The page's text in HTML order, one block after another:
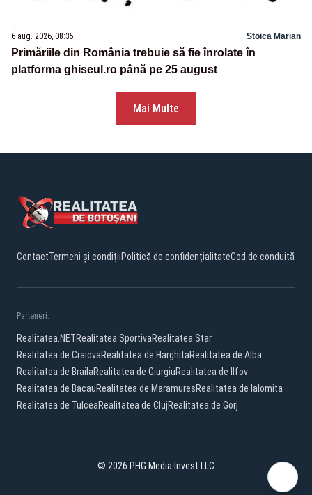
6 aug. 2026, 08:35 Stoica Marian
Primăriile din România trebuie să fie înrolate în
platforma ghiseul.ro până pe 25 august
Mai Multe
ContactTermeni și condițiiPolitică de confidențialitateCod de conduită
Parteneri:
Realitatea.NETRealitatea SportivaRealitatea Star
Realitatea de CraiovaRealitatea de HarghitaRealitatea de Alba
Realitatea de BrailaRealitatea de GiurgiuRealitatea de Ilfov
Realitatea de BacauRealitatea de MaramuresRealitatea de Ialomita
Realitatea de TulceaRealitatea de ClujRealitatea de Gorj
© 2026 PHG Media Invest LLC